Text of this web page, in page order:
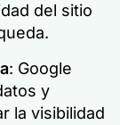
del sitio
: Google
y
la visibilidad